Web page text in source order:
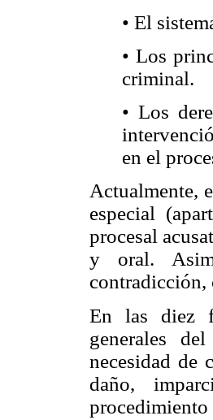
• El
• Los
criminal.
• Los
en el
Actualmente,
especial
procesal
y oral.
contradicción,
En las diez
generales
necesidad de
daño,